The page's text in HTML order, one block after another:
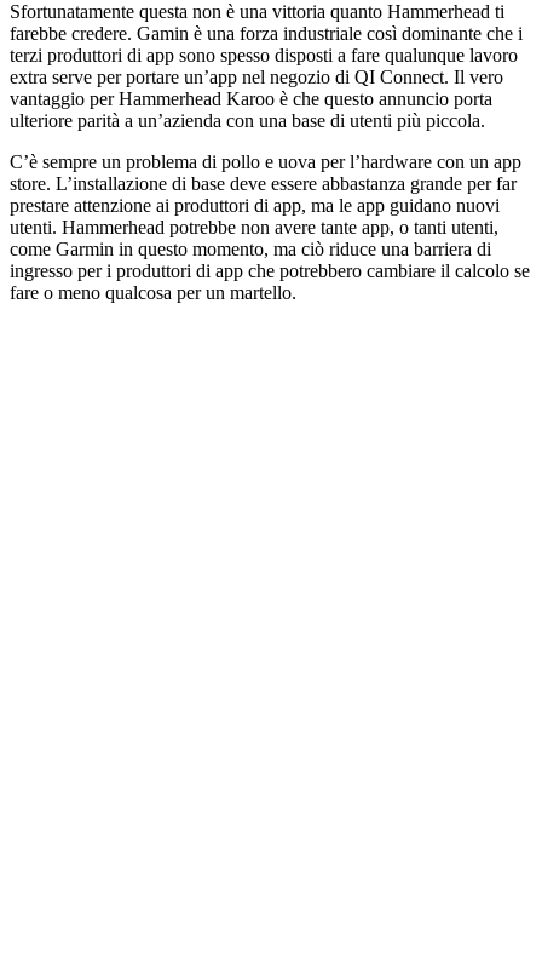
Sfortunatamente questa non è una vittoria quanto Hammerhead ti
farebbe credere. Gamin è una forza industriale così dominante che i
terzi produttori di app sono spesso disposti a fare qualunque lavoro
extra serve per portare un’app nel negozio di QI Connect. Il vero
vantaggio per Hammerhead Karoo è che questo annuncio porta
ulteriore parità a un’azienda con una base di utenti più piccola.
C’è sempre un problema di pollo e uova per l’hardware con un app
store. L’installazione di base deve essere abbastanza grande per far
prestare attenzione ai produttori di app, ma le app guidano nuovi
utenti. Hammerhead potrebbe non avere tante app, o tanti utenti,
come Garmin in questo momento, ma ciò riduce una barriera di
ingresso per i produttori di app che potrebbero cambiare il calcolo se
fare o meno qualcosa per un martello.